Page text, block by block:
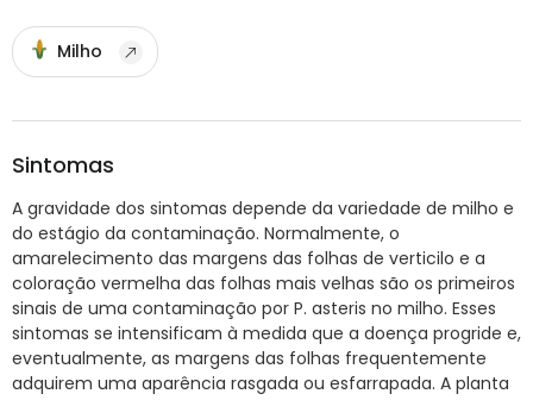
Milho
Sintomas
A gravidade dos sintomas depende da variedade de milho e
do estágio da contaminação. Normalmente, o
amarelecimento das margens das folhas de verticilo e a
coloração vermelha das folhas mais velhas são os primeiros
sinais de uma contaminação por P. asteris no milho. Esses
sintomas se intensificam à medida que a doença progride e,
eventualmente, as margens das folhas frequentemente
adquirem uma aparência rasgada ou esfarrapada. A planta